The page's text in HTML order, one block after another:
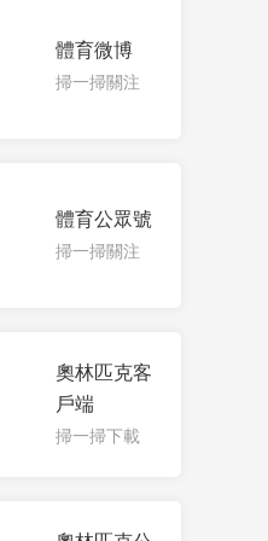
體育微博
掃一掃關注
體育公眾號
掃一掃關注
奧林匹克客
戶端
掃一掃下載